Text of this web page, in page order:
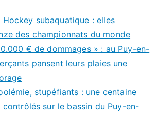
Hockey subaquatique : elles
des championnats du monde
€ de dommages » : au Puy-en-
pansent leurs plaies une
stupéfiants : une centaine
contrôlés sur le bassin du Puy-en-